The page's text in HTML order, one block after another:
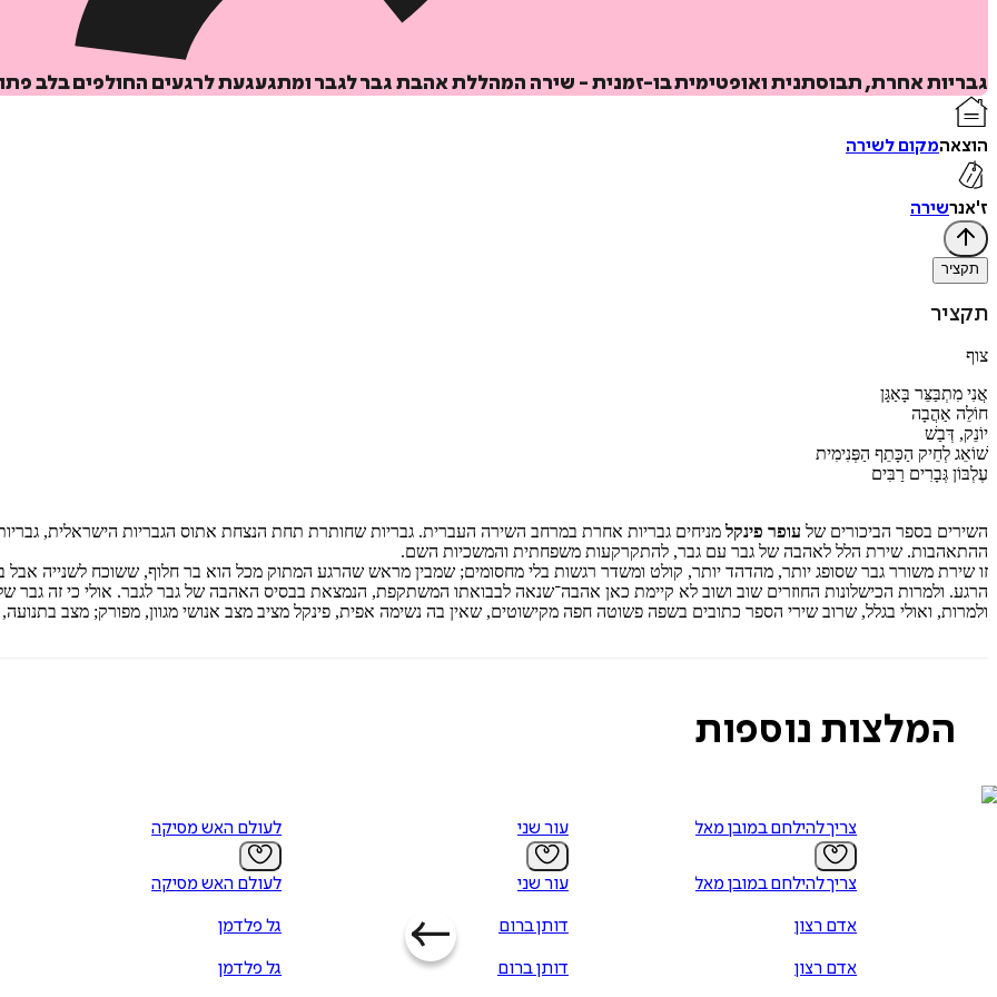
גבריות אחרת, תבוסתנית ואופטימית בו-זמנית - שירה המהללת אהבת גבר לגבר ומתגעגעת לרגעים החולפים בלב
הוצאהמקום לשירה
ז'אנרשירה
תקציר
תקציר
צוף
אֲנִי מִתְבַּצֵּר בָּאַגָּן
חוֹלֵה אַהֲבָה
יוֹנֵק, דְּבַשׁ
שׁוֹאֵג לְחֵיק הַכָּתֵף הַפְּנִימִית
עֶלְבּוֹן גְּבָרִים רַבִּים
השירים בספר הביכורים של עופר פינקל מניחים גבריות אחרת במרחב השירה העברית. גבריות שחותרת תחת הנצחת אתוס הגבריות הישראלית,
ההתאהבות. שירת הלל לאהבה של גבר עם גבר, להתקרקעות משפחתית והמשכיות השם.
זו שירת משורר גבר שסופג יותר, מהדהד יותר, קולט ומשדר רגשות בלי מחסומים; שמבין מראש שהרגע המתוק מכל הוא בר חלוף, ששוכח לשנייה
הרגע. ולמרות הכישלונות החוזרים שוב ושוב לא קיימת כאן אהבה־שנאה לבבואתו המשתקפת, הנמצאת בבסיס האהבה של גבר לגבר. אולי כי זה גבר
ולמרות, ואולי בגלל, שרוב שירי הספר כתובים בשפה פשוטה חפה מקישוטים, שאין בה נשימה אפית, פינקל מציב מצב אנושי מגוון, מפורק; מצב
המלצות נוספות
צריך להילחם במובן מאליו
צריך להילחם במובן מאליו
אדם רצון
אדם רצון
עור שני
עור שני
דותן ברום
דותן ברום
לעולם האש מסיקה
לעולם האש מסיקה
גל פלדמן
גל פלדמן